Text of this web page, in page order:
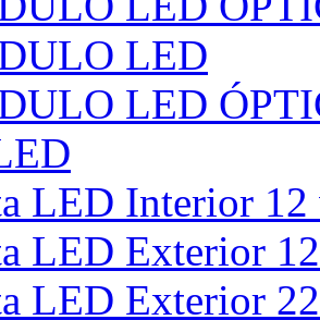
LED
LED
LED Interior
LED Exterior
LED Exterior